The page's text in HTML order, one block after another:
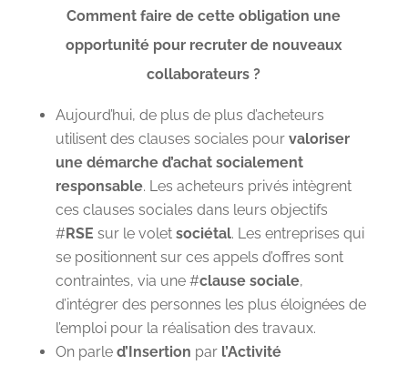
Comment faire de cette obligation une
opportunité pour recruter de nouveaux
collaborateurs ?
Aujourd’hui, de plus de plus d’acheteurs
utilisent des clauses sociales pour valoriser
une démarche d’achat socialement
responsable. Les acheteurs privés intègrent
ces clauses sociales dans leurs objectifs
#RSE sur le volet sociétal. Les entreprises qui
se positionnent sur ces appels d’offres sont
contraintes, via une #clause sociale,
d’intégrer des personnes les plus éloignées de
l’emploi pour la réalisation des travaux.
On parle d’Insertion par l’Activité